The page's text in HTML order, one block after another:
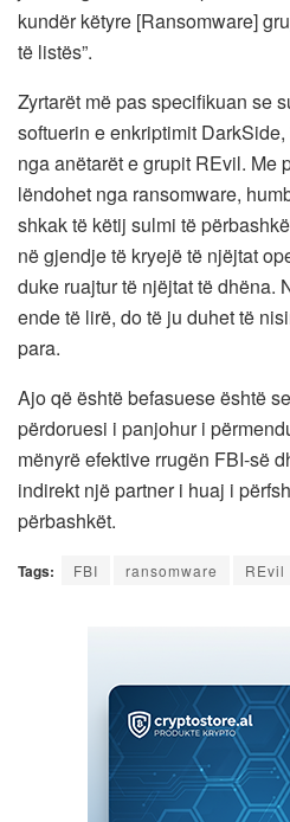
kundër këtyre [Ransomware]
të listës”.
Zyrtarët më pas specifikuan se
softuerin e enkriptimit
nga anëtarët e grupit REvil. Me
lëndohet nga ransomware,
shkak të këtij sulmi të
në gjendje të kryejë të njëjtat
duke ruajtur të njëjtat të dhëna.
ende të lirë, do të ju duhet të
para.
Ajo që është befasuese është
përdoruesi i panjohur i
mënyrë efektive rrugën FBI-së
indirekt një partner i huaj i
përbashkët.
Tags: FBI ransomware REvil